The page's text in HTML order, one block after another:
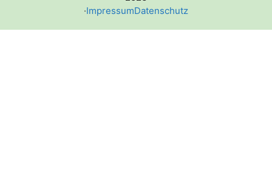
·ImpressumDatenschutz